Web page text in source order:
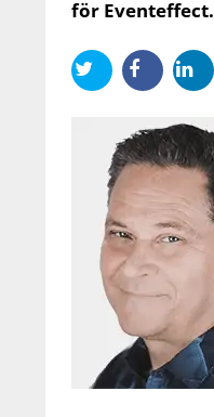
för Eventeffect.